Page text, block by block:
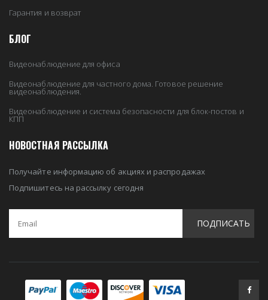
Гарантия и возврат
БЛОГ
Видеонаблюдение для офиса
Видеонаблюдение для частного дома. Готовое решение
видеонаблюдения.
Видеонаблюдение и система безопасности для блок-постов и
КПП
НОВОСТНАЯ РАССЫЛКА
Получайте информацию об акциях и распродажах
Подпишитесь на рассылку сегодня
ПОДПИСАТЬ